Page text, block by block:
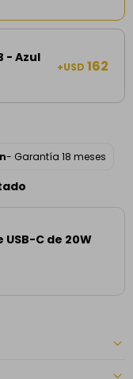
- Azul
+USD 162
- Garantía 18 meses
C de 20W